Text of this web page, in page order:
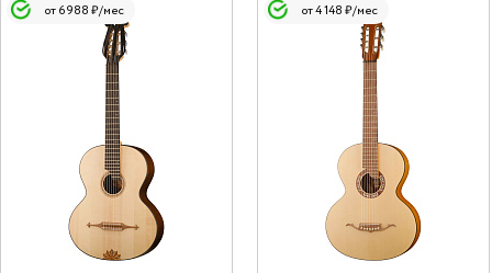
от 6 988 ₽/мес от 4 148 ₽/мес